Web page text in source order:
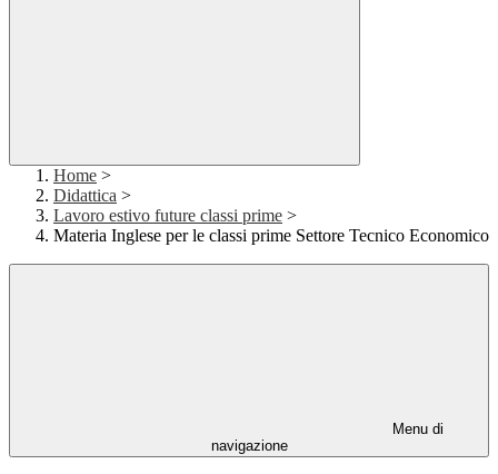
Home >
Didattica >
Lavoro estivo future classi prime >
Materia Inglese per le classi prime Settore Tecnico Economico
Menu di
navigazione